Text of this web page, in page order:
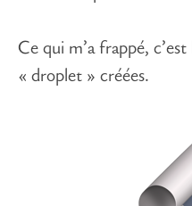
Ce qui m’a frappé,
« droplet » créées.